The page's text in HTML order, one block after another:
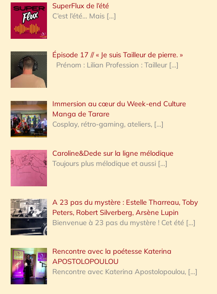
e
r
c
h
e
:
SuperFlux de l’été
C’est l’été… Mais […]
Épisode 17 // « Je suis Tailleur de pierre. »
Prénom : Lilian Profession : Tailleur […]
Immersion au cœur du Week-end Culture
Manga de Tarare
Cosplay, rétro-gaming, ateliers, […]
Caroline&Dede sur la ligne mélodique
Toujours plus mélodique et aussi […]
A 23 pas du mystère : Estelle Tharreau, Toby
Peters, Robert Silverberg, Arsène Lupin
Bienvenue à 23 pas du mystère ! Cet été […]
Rencontre avec la poétesse Katerina
APOSTOLOPOULOU
Rencontre avec Katerina Apostolopoulou, […]